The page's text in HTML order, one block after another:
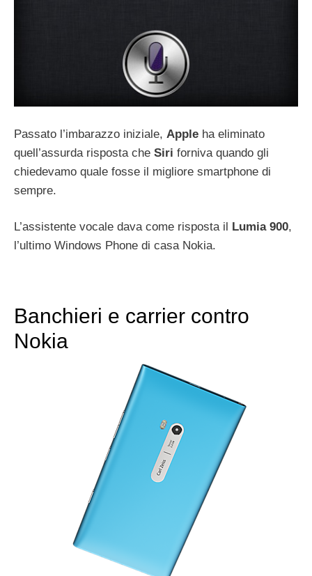
Passato l’imbarazzo iniziale, Apple ha eliminato
quell’assurda risposta che Siri forniva quando gli
chiedevamo quale fosse il migliore smartphone di
sempre.
L’assistente vocale dava come risposta il Lumia 900,
l’ultimo Windows Phone di casa Nokia.
Banchieri e carrier contro
Nokia